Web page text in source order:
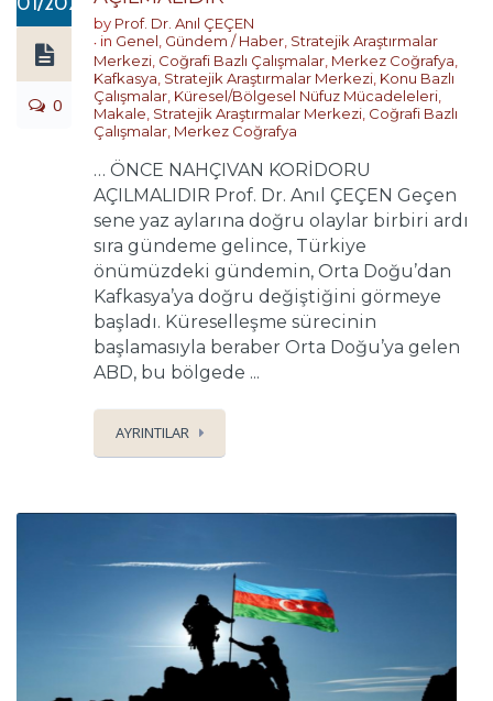
0
by Prof. Dr. Anıl ÇEÇEN
in Genel Gündem / Haber Stratejik Araştırmalar
Merkezi Coğrafi Bazlı Çalışmalar Merkez Coğrafya
Kafkasya Stratejik Araştırmalar Merkezi Konu Bazlı
Çalışmalar Küresel/Bölgesel Nüfuz Mücadeleleri
Makale Stratejik Araştırmalar Merkezi Coğrafi Bazlı
Çalışmalar Merkez Coğrafya
… ÖNCE NAHÇIVAN KORİDORU
AÇILMALIDIR Prof. Dr. Anıl ÇEÇEN Geçen
sene yaz aylarına doğru olaylar birbiri ardı
sıra gündeme gelince, Türkiye
önümüzdeki gündemin, Orta Doğu’dan
Kafkasya’ya doğru değiştiğini görmeye
başladı. Küreselleşme sürecinin
başlamasıyla beraber Orta Doğu’ya gelen
ABD, bu bölgede ...
AYRINTILAR